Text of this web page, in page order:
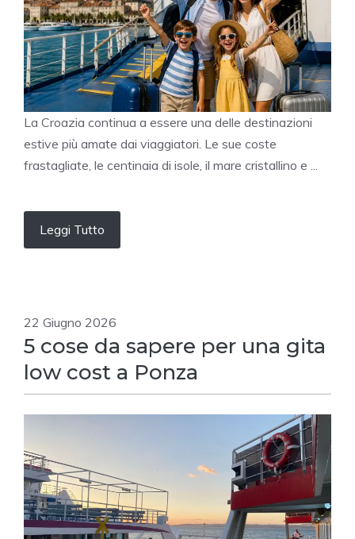
La Croazia continua a essere una delle destinazioni
estive più amate dai viaggiatori. Le sue coste
frastagliate, le centinaia di isole, il mare cristallino e ...
Leggi Tutto
22 Giugno 2026
5 cose da sapere per una gita
low cost a Ponza